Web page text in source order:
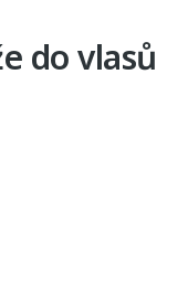
do vlasů